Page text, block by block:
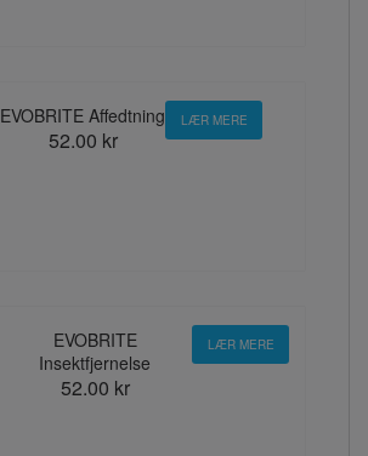
EVOBRITE Affedtning
52.00 kr
LÆR MERE
EVOBRITE
Insektfjernelse
52.00 kr
LÆR MERE